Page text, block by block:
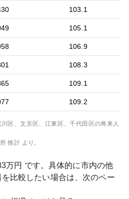
103.1
105.1
106.9
108.3
109.1
109.2
川区、文京区、江東区、千代田区の将来人
推計 より。
万円 です。具体的に市内の他
比較したい場合は、次のペー